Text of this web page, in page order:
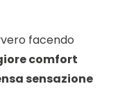
facendo
comfort
sensazione